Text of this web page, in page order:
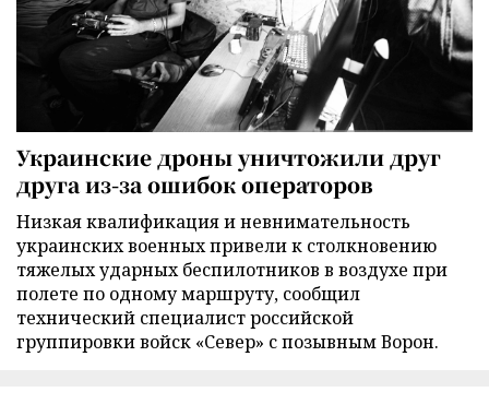
Украинские дроны уничтожили друг
друга из-за ошибок операторов
Низкая квалификация и невнимательность
украинских военных привели к столкновению
тяжелых ударных беспилотников в воздухе при
полете по одному маршруту, сообщил
технический специалист российской
группировки войск «Север» с позывным Ворон.